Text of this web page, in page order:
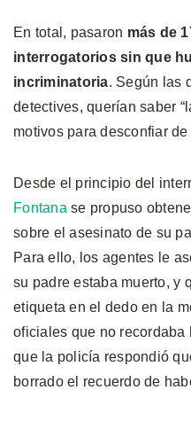
En total, pasaron más de
interrogatorios sin que
incriminatoria. Según las
detectives, querían saber
motivos para desconfiar de
Desde el principio del
Fontana se propuso
sobre el asesinato de su
Para ello, los agentes le
su padre estaba muerto, y
etiqueta en el dedo en la
oficiales que no recordaba
que la policía respondió
borrado el recuerdo de